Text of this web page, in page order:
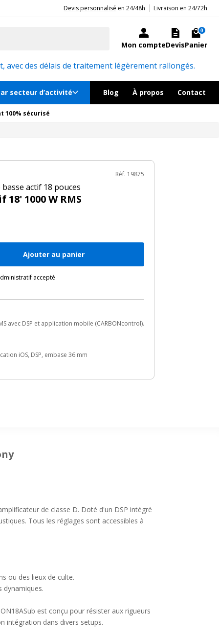
20ans d'expérience aux côtés des professionnels et acteurs publics.
Devis personnalisé en 24/48h Livraison en 24/72h
Mon compteDevisPanier
0
des délais de traitement légèrement rallongés.
secteur d’activité Blog À propos Contact
100% sécurisé
basse actif 18 pouces
1000 W RMS
Réf. 19875
Ajouter au panier
accepté
avec DSP et application mobile (CARBONcontrol).
iOS, DSP, embase 36 mm
de classe D. Doté d'un DSP intégré
Tous les réglages sont accessibles à
ou des lieux de culte.
dynamiques.
est conçu pour résister aux rigueurs
intégration dans divers setups.